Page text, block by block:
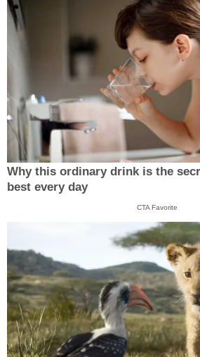
Why this ordinary drink is the
best every day
CTA Favorite